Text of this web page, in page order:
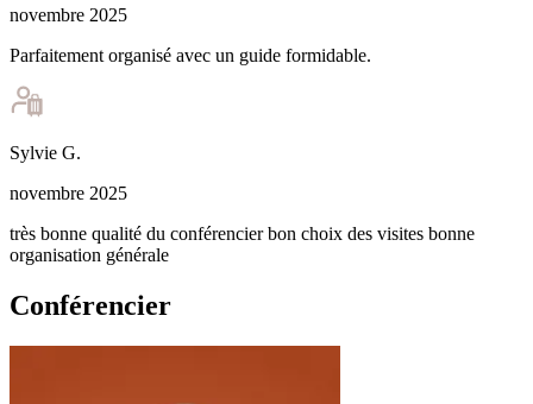
novembre 2025
Parfaitement organisé avec un guide formidable.
Sylvie G.
novembre 2025
très bonne qualité du conférencier bon choix des visites bonne
organisation générale
Conférencier